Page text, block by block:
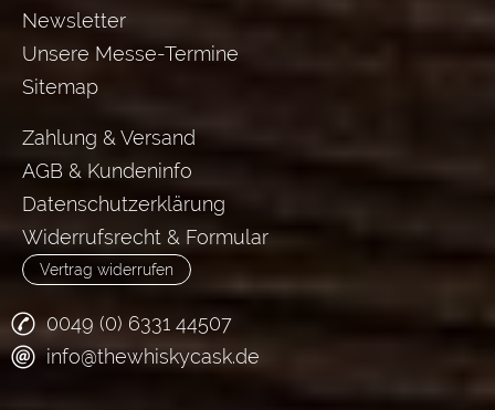
Newsletter
Unsere Messe-Termine
Sitemap
Zahlung & Versand
AGB & Kundeninfo
Datenschutzerklärung
Widerrufsrecht & Formular
Vertrag widerrufen
0049 (0) 6331 44507
info@thewhiskycask.de